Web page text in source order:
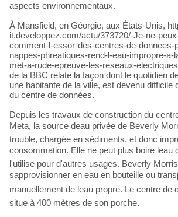
aspects environnementaux.
À Mansfield, en Géorgie, aux États-Unis,
it.developpez.com/actu/373720/-Je-ne-
comment-l-essor-des-centres-de-donnees-
nappes-phreatiques-rend-l-eau-impropre-
met-a-rude-epreuve-les-reseaux-
de la BBC relate la façon dont le quotidien
une habitante de la ville, est devenu difficile
du centre de données.
Depuis les travaux de construction du
Meta, la source deau privée de Beverly
trouble, chargée en sédiments, et donc
consommation. Elle ne peut plus boire leau
l'utilise pour d'autres usages. Beverly
sapprovisionner en eau en bouteille ou
manuellement de leau propre. Le centre de
situe à 400 mètres de son porche.